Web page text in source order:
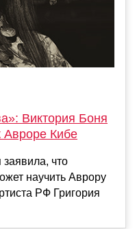
Виктория Боня
Авроре Кибе
что
научить Аврору
РФ Григория